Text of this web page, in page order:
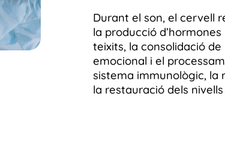
Durant el son, el cervell
la producció
teixits, la consolidació
emocional i el
sistema immunològic, la
la restauració dels